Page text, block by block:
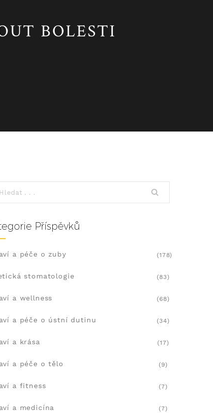
BOLESTI
Příspěvků
a péče o zuby (178)
stomatologie (83)
a wellness (68)
a péče o ústní dutinu (34)
a krása (17)
a péče o tělo (9)
a fitness (7)
a medicína (7)